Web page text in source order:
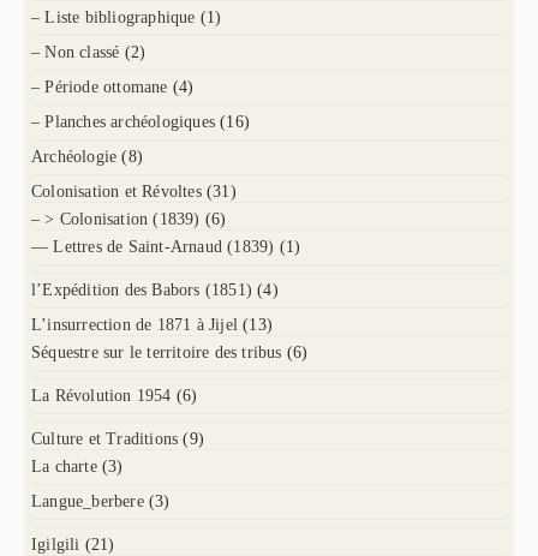
– Liste bibliographique (1)
– Non classé (2)
– Période ottomane (4)
– Planches archéologiques (16)
Archéologie (8)
Colonisation et Révoltes (31)
– > Colonisation (1839) (6)
— Lettres de Saint-Arnaud (1839) (1)
l’Expédition des Babors (1851) (4)
L’insurrection de 1871 à Jijel (13)
Séquestre sur le territoire des tribus (6)
La Révolution 1954 (6)
Culture et Traditions (9)
La charte (3)
Langue_berbere (3)
Igilgili (21)